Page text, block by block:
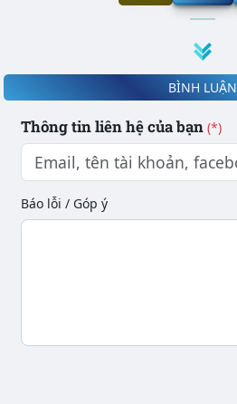
BÌNH LUẬN
Thông tin liên hệ của bạn (*)
Báo lỗi / Góp ý